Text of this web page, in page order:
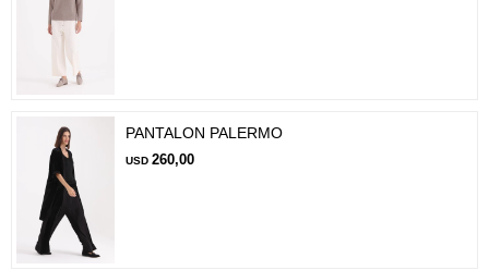
PANTALON PALERMO
USD 260,00